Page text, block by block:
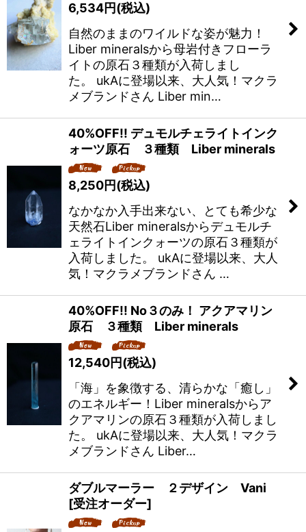
6,534円(税込)
自然のままのワイルドな姿が魅力！
Liber mineralsから母岩付きフローラ
イトの原石３種類が入荷しまし
た。 ukAに登場以来、大人気！マクラ
メブランドさん Liber min…
40%OFF!! デュモルチェライトインク
ォーツ原石 ３種類 Liber minerals
8,250円(税込)
なかなか入手出来ない、とても希少な
天然石Liber mineralsからデュモルチ
ェライトインクォーツの原石３種類が
入荷しました。 ukAに登場以来、大人
気！マクラメブランドさん …
40%OFF!! No３のみ！ アクアマリン
原石 ３種類 Liber minerals
12,540円(税込)
「海」を象徴する、清らかな「癒し」
のエネルギー！Liber mineralsからア
クアマリンの原石３種類が入荷しまし
た。 ukAに登場以来、大人気！マクラ
メブランドさん Liber…
ダブルマーラー ２デザイン Vani
[受注オーダー]